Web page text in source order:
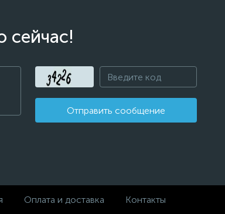
сейчас!
Отправить сообщение
Оплата и доставка Контакты